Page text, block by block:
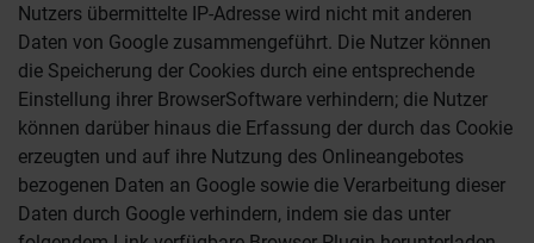
Nutzers übermittelte IP-Adresse wird nicht mit anderen
Daten von Google zusammengeführt. Die Nutzer können
die Speicherung der Cookies durch eine entsprechende
Einstellung ihrer BrowserSoftware verhindern; die Nutzer
können darüber hinaus die Erfassung der durch das Cookie
erzeugten und auf ihre Nutzung des Onlineangebotes
bezogenen Daten an Google sowie die Verarbeitung dieser
Daten durch Google verhindern, indem sie das unter